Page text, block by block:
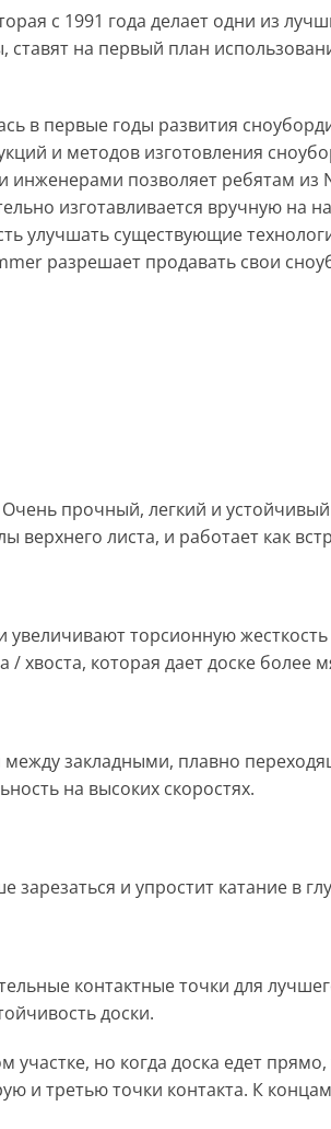
с 1991 года делает одни из
на первый план
в первые годы развития
и методов изготовления
позволяет ребятам из
изготавливается вручную
улучшать существующие
разрешает продавать свои
прочный, легкий и
верхнего листа, и работает как
торсионную
/ хвоста, которая дает доске
между закладными, плавно
на высоких скоростях.
и упростит катание в
контактные точки для
доски.
но когда доска едет
и третью точки контакта. К